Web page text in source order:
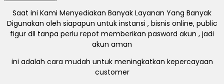
Saat ini Kami Menyediakan Banyak Layanan Yang Banyak
Digunakan oleh siapapun untuk instansi , bisnis online, public
figur dll tanpa perlu repot memberikan pasword akun , jadi
akun aman
ini adalah cara mudah untuk meningkatkan kepercayaan
customer